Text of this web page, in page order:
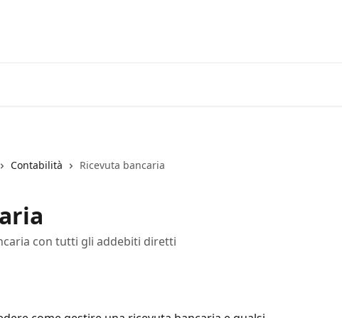
Contabilità Ricevuta bancaria
con tutti gli addebiti diretti